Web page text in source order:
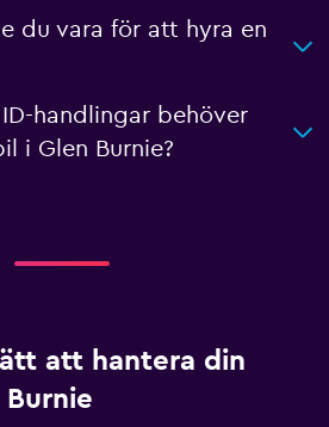
du vara för att hyra en
handlingar behöver
i Glen Burnie?
att hantera din